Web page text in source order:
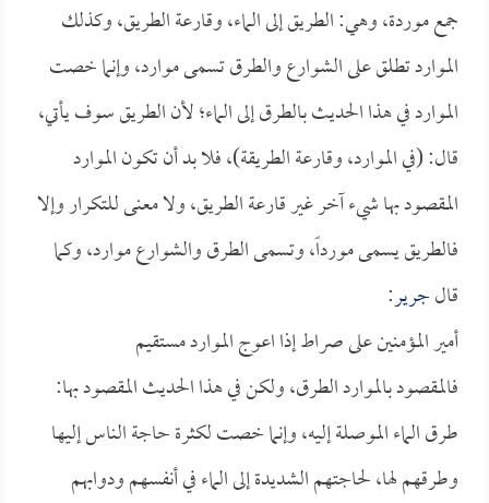
جمع موردة، وهي: الطريق إلى الماء، وقارعة الطريق، وكذلك
الموارد تطلق على الشوارع والطرق تسمى موارد، وإنما خصت
الموارد في هذا الحديث بالطرق إلى الماء؛ لأن الطريق سوف يأتي،
قال: (في الموارد، وقارعة الطريقة)، فلا بد أن تكون الموارد
المقصود بها شيء آخر غير قارعة الطريق، ولا معنى للتكرار وإلا
فالطريق يسمى مورداً، وتسمى الطرق والشوارع موارد، وكما
قالجرير:
أمير المؤمنين على صراط إذا اعوج الموارد مستقيم
فالمقصود بالموارد الطرق، ولكن في هذا الحديث المقصود بها:
طرق الماء الموصلة إليه، وإنما خصت لكثرة حاجة الناس إليها
وطرقهم لها، لحاجتهم الشديدة إلى الماء في أنفسهم ودوابهم